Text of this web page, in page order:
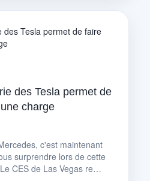
des Tesla permet de
charge
c'est maintenant
surprendre lors de cette
CES de Las Vegas re…